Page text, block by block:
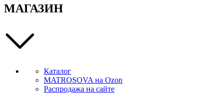
МАГАЗИН
Каталог
MATROSOVA на Ozon
Распродажа на сайте